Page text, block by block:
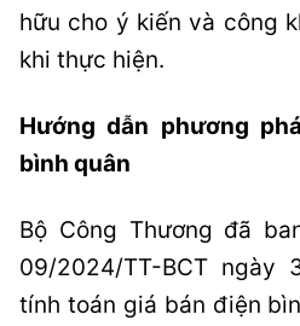
hữu cho ý kiến và công
khi thực hiện.
Hướng dẫn phương
bình quân
Bộ Công Thương đã
09/2024/TT-BCT ngày
tính toán giá bán điện